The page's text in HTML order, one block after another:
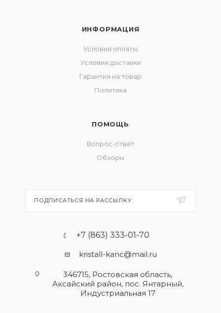
ИНФОРМАЦИЯ
Условия оплаты
Условия доставки
Гарантия на товар
Политика
ПОМОЩЬ
Вопрос-ответ
Обзоры
ПОДПИСАТЬСЯ НА РАССЫЛКУ
+7 (863) 333-01-70
kristall-kanc@mail.ru
346715, Ростовская область​,
Аксайский район, пос. Янтарный,
Индустриальная 17